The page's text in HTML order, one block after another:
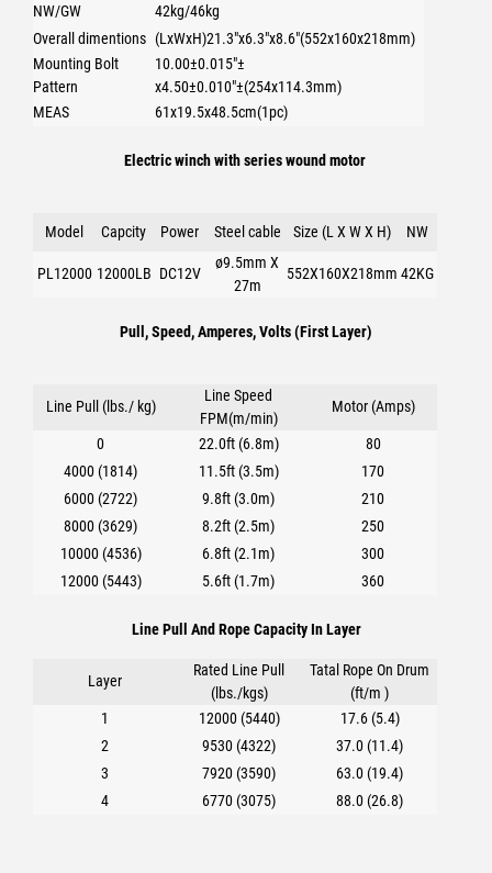
NW/GW
42kg/46kg
Overall dimentions (LxWxH)21.3"x6.3"x8.6"(552x160x218mm)
Mounting Bolt
Pattern
10.00±0.015"±
x4.50±0.010"±(254x114.3mm)
MEAS
61x19.5x48.5cm(1pc)
Electric winch with series wound motor
Model Capcity Power Steel cable Size (L X W X H) NW
PL12000 12000LB DC12V
ø9.5mm X
27m
552X160X218mm 42KG
Pull, Speed, Amperes, Volts (First Layer)
Line Pull (lbs./ kg)
Line Speed
FPM(m/min)
Motor (Amps)
0 22.0ft (6.8m)
80
4000 (1814)
11.5ft (3.5m)
170
6000 (2722)
9.8ft (3.0m)
210
8000 (3629)
8.2ft (2.5m)
250
10000 (4536)
6.8ft (2.1m)
300
12000 (5443)
5.6ft (1.7m) 360
Line Pull And Rope Capacity In Layer
Layer
Rated Line Pull
(lbs./kgs)
Tatal Rope On Drum
(ft/m )
1
12000 (5440)
17.6 (5.4)
2
9530 (4322)
37.0 (11.4)
3
7920 (3590)
63.0 (19.4)
4
6770 (3075) 88.0 (26.8)